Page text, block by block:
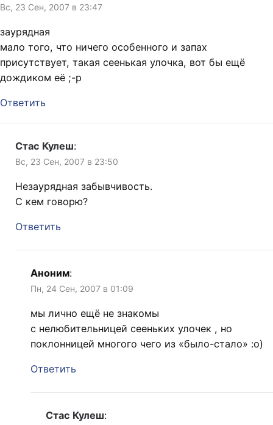
Вс, 23 Сен, 2007 в 23:47
заурядная
мало того, что ничего особенного и запах
присутствует, такая сеенькая улочка, вот бы ещё
дождиком её ;-р
Ответить
Стас Кулеш:
Вс, 23 Сен, 2007 в 23:50
Незаурядная забывчивость.
С кем говорю?
Ответить
Аноним:
Пн, 24 Сен, 2007 в 01:09
мы лично ещё не знакомы
с нелюбительницей сееньких улочек , но
поклонницей многого чего из «было-стало» :о)
Ответить
Стас Кулеш: